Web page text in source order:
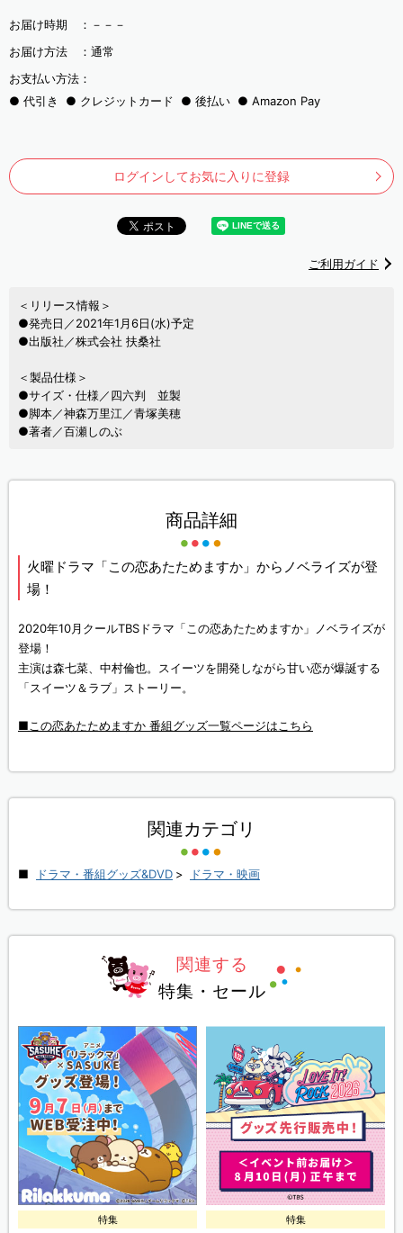
お届け時期 ： －－－
お届け方法 ： 通常
お支払い方法：
代引き
クレジットカード 後払い Amazon Pay
ログインしてお気に入りに登録
ご利用ガイド
＜リリース情報＞
●発売日／2021年1月6日(水)予定
●出版社／株式会社 扶桑社
＜製品仕様＞
●サイズ・仕様／四六判 並製
●脚本／神森万里江／青塚美穂
●著者／百瀬しのぶ
商品詳細
火曜ドラマ「この恋あたためますか」からノベライズが登
場！
2020年10月クールTBSドラマ「この恋あたためますか」ノベライズが
登場！
主演は森七菜、中村倫也。スイーツを開発しながら甘い恋が爆誕する
「スイーツ＆ラブ」ストーリー。
■この恋あたためますか 番組グッズ一覧ページはこちら
関連カテゴリ
ドラマ・番組グッズ&DVD > ドラマ・映画
関連する
特集・セール
特集 特集